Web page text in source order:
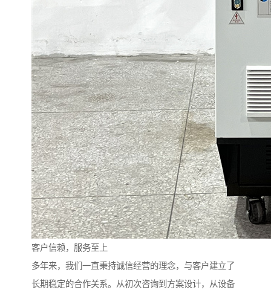
客户信赖，服务至上
多年来，我们一直秉持诚信经营的理念，与客户建立了
长期稳定的合作关系。从初次咨询到方案设计，从设备